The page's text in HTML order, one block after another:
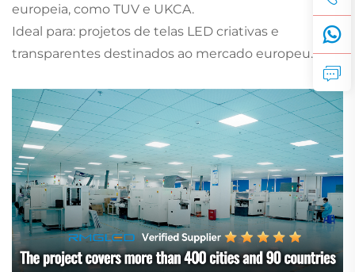
europeia, como TUV e UKCA.
Ideal para: projetos de telas LED criativas e
transparentes destinados ao mercado europeu.